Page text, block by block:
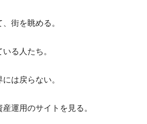
街を眺める。
る人たち。
は戻らない。
運用のサイトを見る。